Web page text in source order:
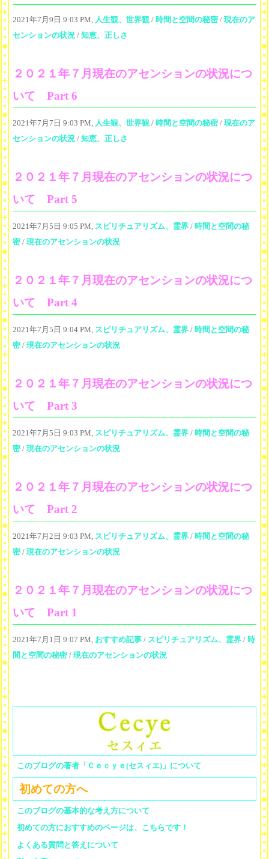
2021年7月9日 9:03 PM, 人生観、世界観 / 時間と空間の秘密/ 現在のア
センションの状況 / 知恵、正しさ
２０２１年７月現在のアセンションの状況につ
いて Part 6
2021年7月7日 9:03 PM, 人生観、世界観 / 時間と空間の秘密/ 現在のア
センションの状況 / 知恵、正しさ
２０２１年７月現在のアセンションの状況につ
いて Part 5
2021年7月5日 9:05 PM, スピリチュアリズム、霊界 / 時間と空間の秘
密/ 現在のアセンションの状況
２０２１年７月現在のアセンションの状況につ
いて Part 4
2021年7月5日 9:04 PM, スピリチュアリズム、霊界 / 時間と空間の秘
密/ 現在のアセンションの状況
２０２１年７月現在のアセンションの状況につ
いて Part 3
2021年7月5日 9:03 PM, スピリチュアリズム、霊界 / 時間と空間の秘
密/ 現在のアセンションの状況
２０２１年７月現在のアセンションの状況につ
いて Part 2
2021年7月2日 9:03 PM, スピリチュアリズム、霊界 / 時間と空間の秘
密/ 現在のアセンションの状況
２０２１年７月現在のアセンションの状況につ
いて Part 1
2021年7月1日 9:07 PM, おすすめ記事 / スピリチュアリズム、霊界 / 時
間と空間の秘密/ 現在のアセンションの状況
このブログの著者「Ｃｅｃｙｅ(セスィエ)」について
初めての方へ
このブログの基本的な考え方について
初めての方におすすめのページは、こちらです！
よくある質問と答えについて